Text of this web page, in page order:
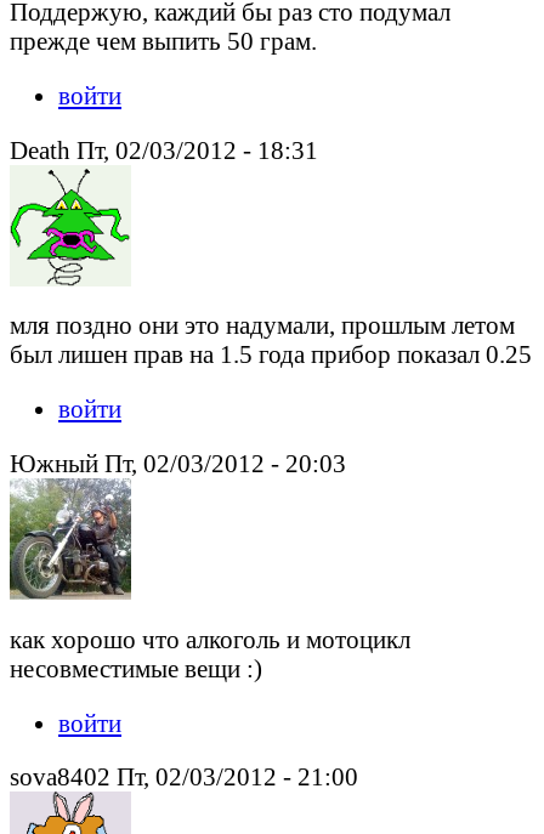
Поддержую, каждий бы раз сто подумал
прежде чем выпить 50 грам.
войти
Death Пт, 02/03/2012 - 18:31
мля поздно они это надумали, прошлым летом
был лишен прав на 1.5 года прибор показал 0.25
войти
Южный Пт, 02/03/2012 - 20:03
как хорошо что алкоголь и мотоцикл
несовместимые вещи :)
войти
sova8402 Пт, 02/03/2012 - 21:00